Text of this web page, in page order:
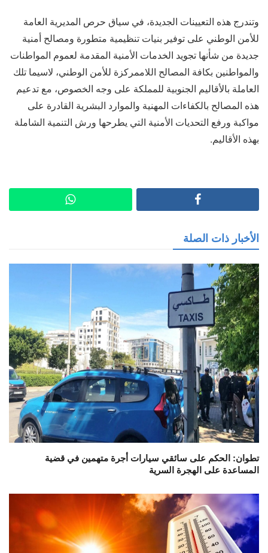
وتندرج هذه التعيينات الجديدة، في سياق حرص المديرية العامة
للأمن الوطني على توفير بنيات تنظيمية متطورة ومصالح أمنية
جديدة من شأنها تجويد الخدمات الأمنية المقدمة لعموم المواطنات
والمواطنين بكافة المصالح اللاممركزة للأمن الوطني، لاسيما تلك
العاملة بالأقاليم الجنوبية للمملكة على وجه الخصوص، مع تدعيم
هذه المصالح بالكفاءات المهنية والموارد البشرية القادرة على
مواكبة ورفع التحديات الأمنية التي يطرحها ورش التنمية الشاملة
بهذه الأقاليم.
الأخبار ذات الصلة
تطوان: الحكم على سائقي سيارات أجرة متهمين في قضية
المساعدة على الهجرة السرية